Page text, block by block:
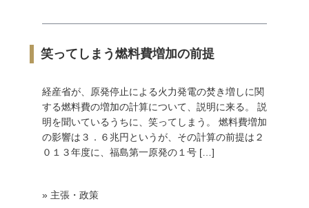
笑ってしまう燃料費増加の前提
経産省が、原発停止による火力発電の焚き増しに関
する燃料費の増加の計算について、説明に来る。 説
明を聞いているうちに、笑ってしまう。 燃料費増加
の影響は３．６兆円というが、その計算の前提は２
０１３年度に、福島第一原発の１号 […]
» 主張・政策